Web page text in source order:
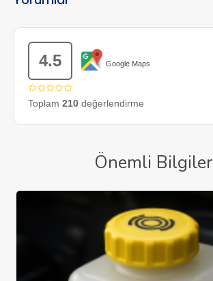
4.5 Google Maps
✩✩✩✩✩
Toplam 210 değerlendirme
Önemli Bilgiler